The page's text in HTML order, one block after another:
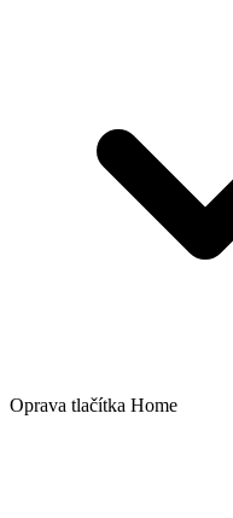
Oprava tlačítka Home